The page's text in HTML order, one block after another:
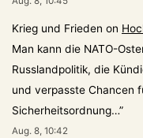
Krieg und Frieden on
Man kann die NATO-
Russlandpolitik, die
und verpasste Chancen
Sicherheitsordnung…”
Aug. 8, 10:42